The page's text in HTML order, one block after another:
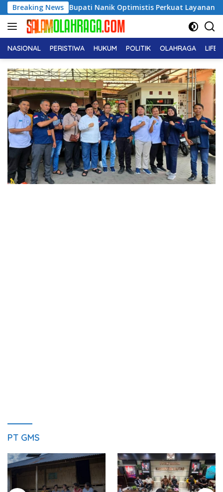
Langsung
ke
konten
Breaking News
Bupati Nanik Optimistis Perkuat Layanan Hukum
NASIONAL PERISTIWA HUKUM POLITIK OLAHRAGA
PT GMS